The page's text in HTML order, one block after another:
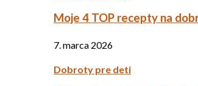
Moje 4 TOP recepty na
7. marca 2026
Dobroty pre deti